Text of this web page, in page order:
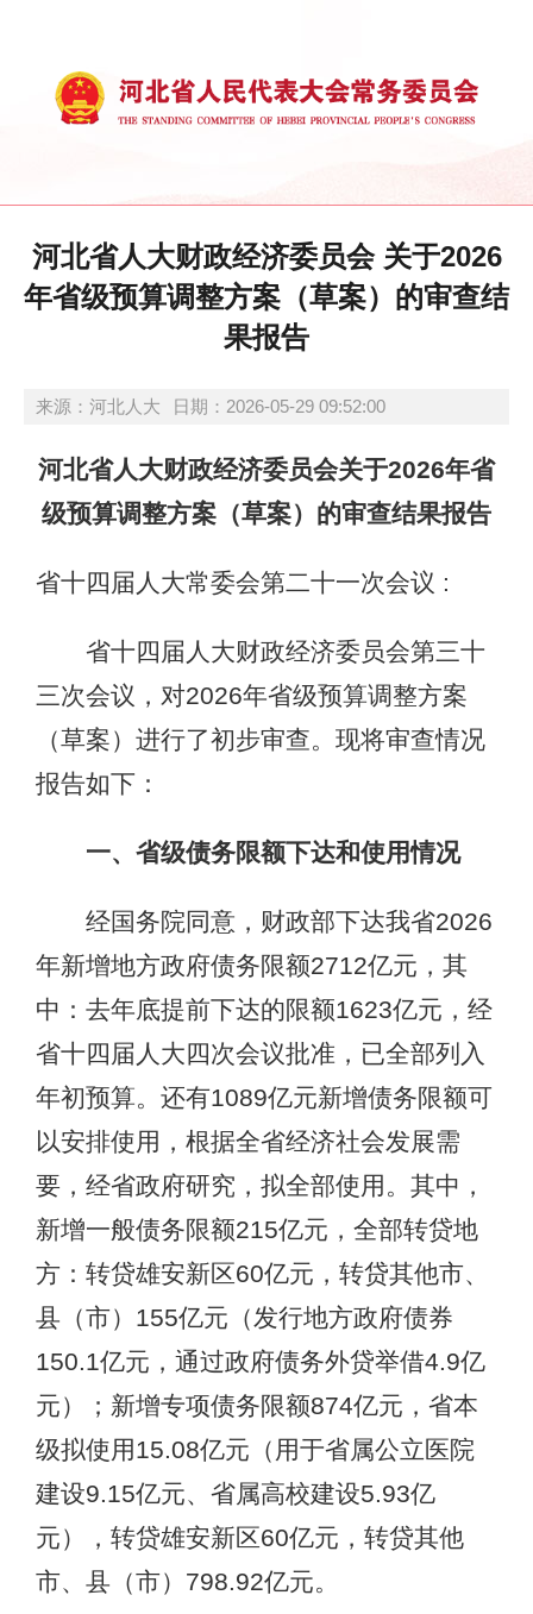
河北省人大财政经济委员会 关于2026
年省级预算调整方案（草案）的审查结
果报告
来源：河北人大 日期：2026-05-29 09:52:00
河北省人大财政经济委员会关于2026年省
级预算调整方案（草案）的审查结果报告
省十四届人大常委会第二十一次会议 :
省十四届人大财政经济委员会第三十
三次会议，对2026年省级预算调整方案
（草案）进行了初步审查。现将审查情况
报告如下：
一、省级债务限额下达和使用情况
经国务院同意，财政部下达我省2026
年新增地方政府债务限额2712亿元，其
中：去年底提前下达的限额1623亿元，经
省十四届人大四次会议批准，已全部列入
年初预算。还有1089亿元新增债务限额可
以安排使用，根据全省经济社会发展需
要，经省政府研究，拟全部使用。其中，
新增一般债务限额215亿元，全部转贷地
方：转贷雄安新区60亿元，转贷其他市、
县（市）155亿元（发行地方政府债券
150.1亿元，通过政府债务外贷举借4.9亿
元）；新增专项债务限额874亿元，省本
级拟使用15.08亿元（用于省属公立医院
建设9.15亿元、省属高校建设5.93亿
元），转贷雄安新区60亿元，转贷其他
市、县（市）798.92亿元。